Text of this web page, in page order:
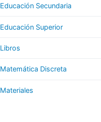
Educación Secundaria
Educación Superior
Libros
Matemática Discreta
Materiales